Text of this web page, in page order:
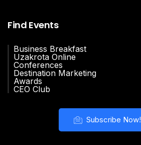
Find Events
Business Breakfast
Uzakrota Online
Conferences
Destination Marketing
Awards
CEO Club
Subscribe Now!